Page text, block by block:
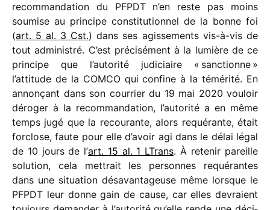
recom­man­da­tion du PFPDT n’en reste pas moins
soumise au prin­cipe consti­tu­tion­nel de la bonne foi
(art. 5 al. 3 Cst.) dans ses agis­se­ments vis-à-vis de
tout admi­nis­tré. C’est préci­sé­ment à la lumière de ce
prin­cipe que l’autorité judi­ciaire « sanc­tionne »
l’attitude de la COMCO qui confine à la témé­rité. En
annon­çant dans son cour­rier du 19 mai 2020 vouloir
déro­ger à la recom­man­da­tion, l’autorité a en même
temps jugé que la recou­rante, alors requé­rante, était
forclose, faute pour elle d’avoir agi dans le délai légal
de 10 jours de l’art. 15 al. 1 LTrans. À rete­nir pareille
solu­tion, cela mettrait les personnes requé­rantes
dans une situa­tion désa­van­ta­geuse même lorsque le
PFPDT leur donne gain de cause, car elles devraient